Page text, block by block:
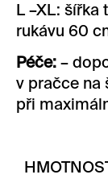
L –XL: šířka
rukávu 60
Péče: –
v pračce na
při